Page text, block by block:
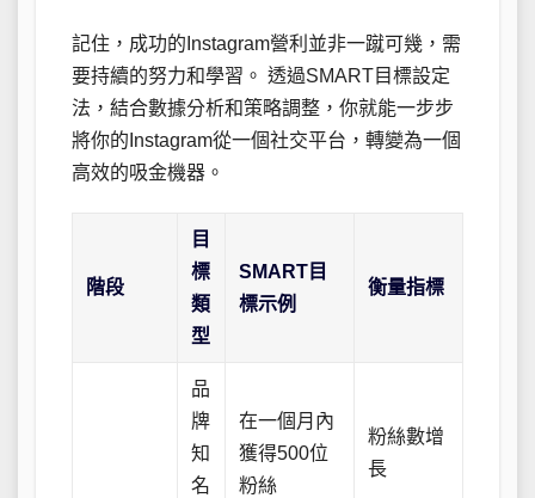
記住，成功的Instagram營利並非一蹴可幾，需
要持續的努力和學習。 透過SMART目標設定
法，結合數據分析和策略調整，你就能一步步
將你的Instagram從一個社交平台，轉變為一個
高效的吸金機器。
階段
目
標
類
型
SMART目
標示例
衡量指標
品
牌
知
名
在一個月內
獲得500位
粉絲
粉絲數增
長